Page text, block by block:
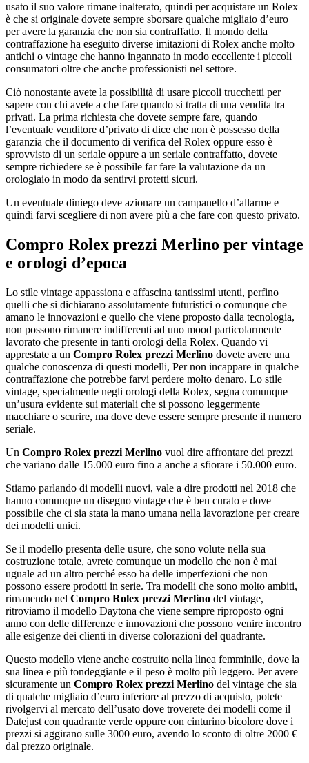
usato il suo valore rimane inalterato, quindi per acquistare un Rolex
è che si originale dovete sempre sborsare qualche migliaio d’euro
per avere la garanzia che non sia contraffatto. Il mondo della
contraffazione ha eseguito diverse imitazioni di Rolex anche molto
antichi o vintage che hanno ingannato in modo eccellente i piccoli
consumatori oltre che anche professionisti nel settore.
Ciò nonostante avete la possibilità di usare piccoli trucchetti per
sapere con chi avete a che fare quando si tratta di una vendita tra
privati. La prima richiesta che dovete sempre fare, quando
l’eventuale venditore d’privato di dice che non è possesso della
garanzia che il documento di verifica del Rolex oppure esso è
sprovvisto di un seriale oppure a un seriale contraffatto, dovete
sempre richiedere se è possibile far fare la valutazione da un
orologiaio in modo da sentirvi protetti sicuri.
Un eventuale diniego deve azionare un campanello d’allarme e
quindi farvi scegliere di non avere più a che fare con questo privato.
Compro Rolex prezzi Merlino per vintage
e orologi d’epoca
Lo stile vintage appassiona e affascina tantissimi utenti, perfino
quelli che si dichiarano assolutamente futuristici o comunque che
amano le innovazioni e quello che viene proposto dalla tecnologia,
non possono rimanere indifferenti ad uno mood particolarmente
lavorato che presente in tanti orologi della Rolex. Quando vi
apprestate a un Compro Rolex prezzi Merlino dovete avere una
qualche conoscenza di questi modelli, Per non incappare in qualche
contraffazione che potrebbe farvi perdere molto denaro. Lo stile
vintage, specialmente negli orologi della Rolex, segna comunque
un’usura evidente sui materiali che si possono leggermente
macchiare o scurire, ma dove deve essere sempre presente il numero
seriale.
Un Compro Rolex prezzi Merlino vuol dire affrontare dei prezzi
che variano dalle 15.000 euro fino a anche a sfiorare i 50.000 euro.
Stiamo parlando di modelli nuovi, vale a dire prodotti nel 2018 che
hanno comunque un disegno vintage che è ben curato e dove
possibile che ci sia stata la mano umana nella lavorazione per creare
dei modelli unici.
Se il modello presenta delle usure, che sono volute nella sua
costruzione totale, avrete comunque un modello che non è mai
uguale ad un altro perché esso ha delle imperfezioni che non
possono essere prodotti in serie. Tra modelli che sono molto ambiti,
rimanendo nel Compro Rolex prezzi Merlino del vintage,
ritroviamo il modello Daytona che viene sempre riproposto ogni
anno con delle differenze e innovazioni che possono venire incontro
alle esigenze dei clienti in diverse colorazioni del quadrante.
Questo modello viene anche costruito nella linea femminile, dove la
sua linea e più tondeggiante e il peso è molto più leggero. Per avere
sicuramente un Compro Rolex prezzi Merlino del vintage che sia
di qualche migliaio d’euro inferiore al prezzo di acquisto, potete
rivolgervi al mercato dell’usato dove troverete dei modelli come il
Datejust con quadrante verde oppure con cinturino bicolore dove i
prezzi si aggirano sulle 3000 euro, avendo lo sconto di oltre 2000 €
dal prezzo originale.